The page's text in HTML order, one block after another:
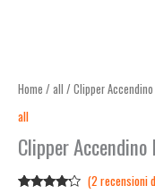
Home / all / Clipper
all
Clipper
(2 recensioni